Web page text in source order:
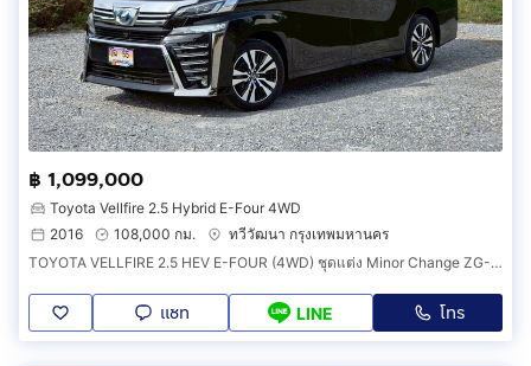
฿ 1,099,000
Toyota Vellfire 2.5 Hybrid E-Four 4WD
2016
108,000 กม.
ทวีวัฒนา กรุงเทพมหานคร
TOYOTA VELLFIRE 2.5 HEV E-FOUR (4WD) ชุดแต่ง Minor Change ZG-Edition ปี 2016 เปลี่ยนแบตไฮบริดแล้ว
แชท LINE โทร